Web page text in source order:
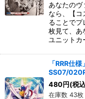
あなたのヴ
なら、【
ることでプ
枚見て、あ
ユニット
「RRR仕
SS07/
480円(税
在庫数 43枚